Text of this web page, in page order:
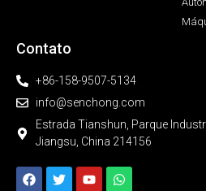
Contato
+86-158-9507-5134
info@senchong.com
Estrada Tianshun, Parque
Jiangsu, China 214156